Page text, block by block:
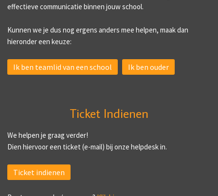
effectieve communicatie binnen jouw school.
Kunnen we je dus nog ergens anders mee helpen, maak dan
hieronder een keuze:
Ik ben teamlid van een school Ik ben ouder
Ticket Indienen
We helpen je graag verder!
Dien hiervoor een ticket (e-mail) bij onze helpdesk in.
Ticket indienen